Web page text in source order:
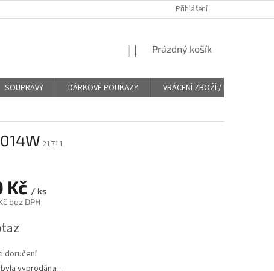
Přihlášení
NÁKUPNÍ
Prázdný košík
SOUPRAVY DÁRKOVÉ POUKAZY
VRÁCENÍ ZBOŽÍ / REKLAMACE
21711
Kč / ks
bez DPH
doručení